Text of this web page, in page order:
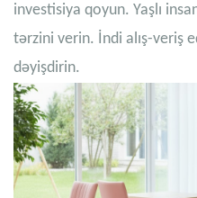
investisiya qoyun. Yaşlı
tərzini verin. İndi alış-veriş
dəyişdirin.